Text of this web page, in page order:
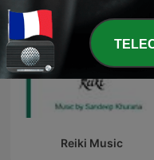
Reiki Music